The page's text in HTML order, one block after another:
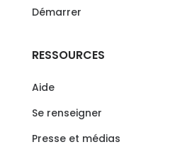
Démarrer
RESSOURCES
Aide
Se renseigner
Presse et médias